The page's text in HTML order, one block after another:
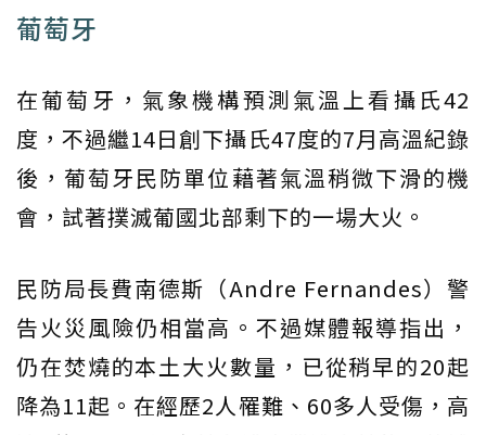
葡萄牙
在葡萄牙，氣象機構預測氣溫上看攝氏42
度，不過繼14日創下攝氏47度的7月高溫紀錄
後，葡萄牙民防單位藉著氣溫稍微下滑的機
會，試著撲滅葡國北部剩下的一場大火。
民防局長費南德斯（Andre Fernandes）警
告火災風險仍相當高。不過媒體報導指出，
仍在焚燒的本土大火數量，已從稍早的20起
降為11起。在經歷2人罹難、60多人受傷，高